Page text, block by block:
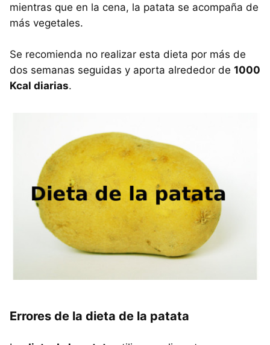
mientras que en la cena, la patata se acompaña de
más vegetales.
Se recomienda no realizar esta dieta por más de
dos semanas seguidas y aporta alrededor de 1000
Kcal diarias.
Errores de la dieta de la patata